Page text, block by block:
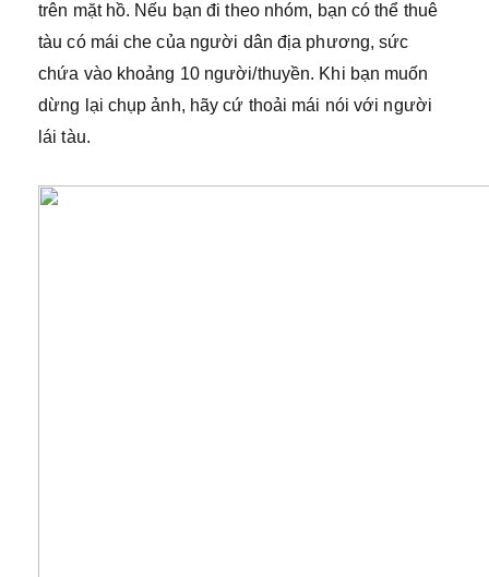
trên mặt hồ. Nếu bạn đi theo nhóm, bạn có thể thuê
tàu có mái che của người dân địa phương, sức
chứa vào khoảng 10 người/thuyền. Khi bạn muốn
dừng lại chụp ảnh, hãy cứ thoải mái nói với người
lái tàu.